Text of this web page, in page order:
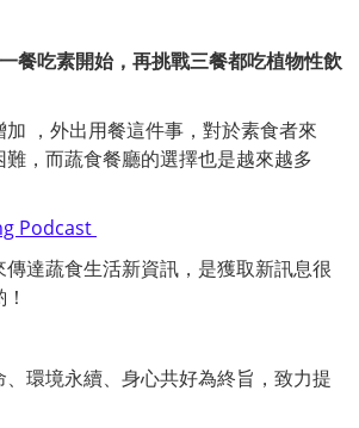
餐吃素開始，再挑戰三餐都吃植物性飲
，外出用餐這件事，對於素食者來
，而蔬食餐廳的選擇也是越來越多
Podcast
達蔬食生活新資訊，是獲取新訊息很
環境永續、身心共好為終旨， 致力提